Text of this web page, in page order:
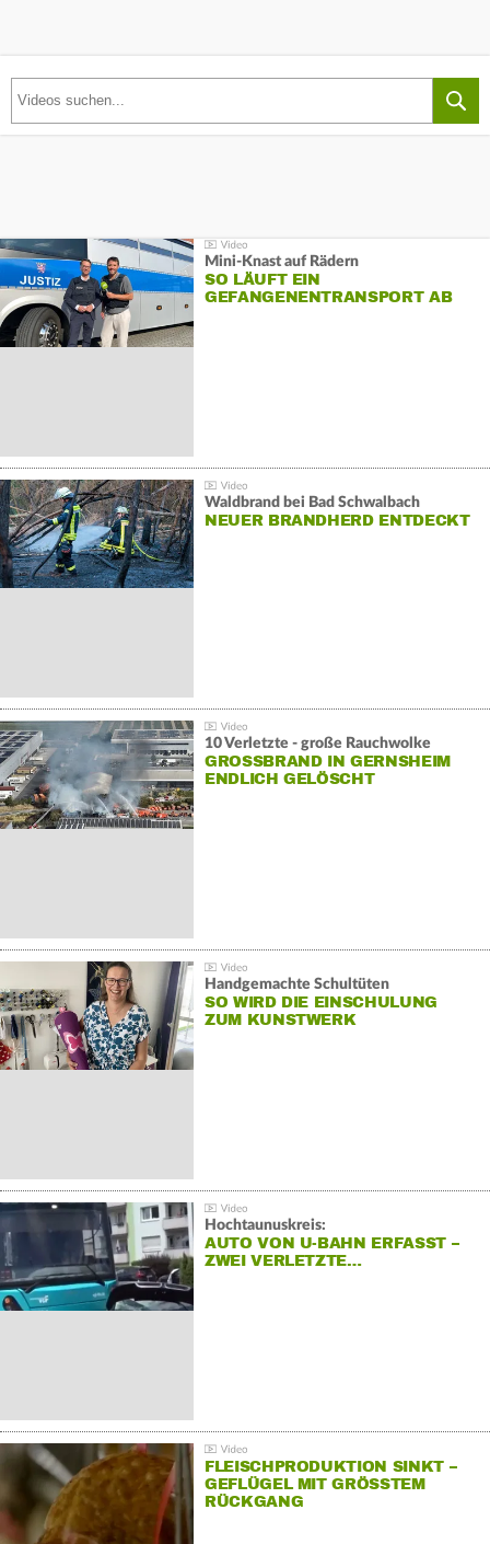
Mini-Knast auf Rädern
SO LÄUFT EIN
GEFANGENENTRANSPORT AB
Waldbrand bei Bad Schwalbach
NEUER BRANDHERD ENTDECKT
10 Verletzte - große Rauchwolke
GROSSBRAND IN GERNSHEIM E
NDLICH GELÖSCHT
Handgemachte Schultüten
SO WIRD DIE EINSCHULUNG
ZUM KUNSTWERK
Hochtaunuskreis:
AUTO VON U-BAHN ERFASST –
ZWEI VERLETZTE…
FLEISCHPRODUKTION SINKT –
GEFLÜGEL MIT GRÖSSTEM R
ÜCKGANG